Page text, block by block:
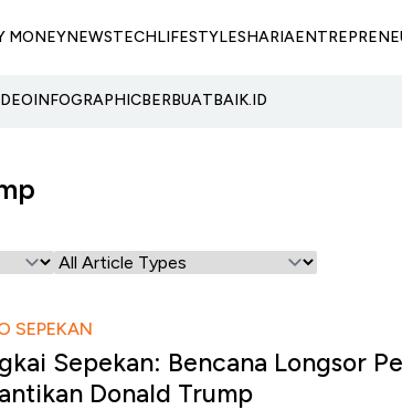
MONEYNEWSTECHLIFESTYLESHARIA
INFOGRAPHICBERBUATBAIK.ID
SEPEKAN
Sepekan: Bencana Longsor
Donald Trump